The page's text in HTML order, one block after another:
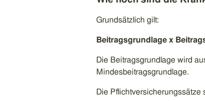
Grundsätzlich gilt:
Beitragsgrundlage x
Die Beitragsgrundlage wird
Mindesbeitragsgrundlage.
Die Pflichtversicherungssätze